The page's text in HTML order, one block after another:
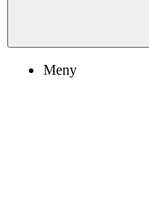
Meny